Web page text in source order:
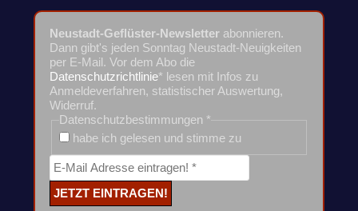
Neustadt-Geflüster-Newsletter abonnieren.
Dann gibt's jeden Sonntag Neustadt-Neuigkeiten
per E-Mail. Vor dem Abo die
Datenschutzrichtlinie* lesen mit Infos zu
Anmeldeverfahren, statistischer Auswertung,
Widerruf.
Datenschutzbestimmungen *
habe ich gelesen und stimme zu